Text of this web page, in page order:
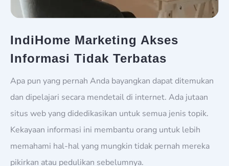
IndiHome Marketing Akses
Informasi Tidak Terbatas
Apa pun yang pernah Anda bayangkan dapat ditemukan
dan dipelajari secara mendetail di internet. Ada jutaan
situs web yang didedikasikan untuk semua jenis topik.
Kekayaan informasi ini membantu orang untuk lebih
memahami hal-hal yang mungkin tidak pernah mereka
pikirkan atau pedulikan sebelumnya.